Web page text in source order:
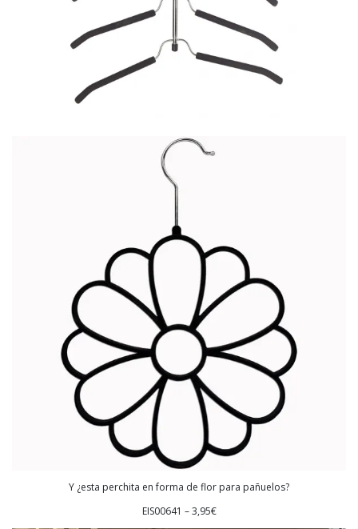
Y ¿esta perchita en forma de flor para pañuelos?
EIS00641 – 3,95€